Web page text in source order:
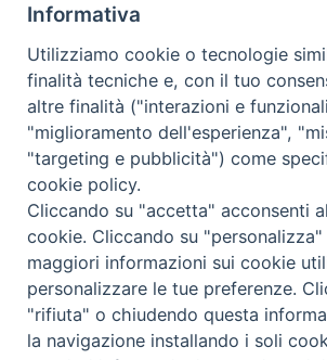
Redazione
Scrivici
Copyright © 2019 - Tutti i
Trentina Editrice
Privacy Policy
Informativa
Utilizziamo cookie o tecnologie
finalità tecniche e, con il tuo
altre finalità ("interazioni e
"miglioramento dell'esperienza",
"targeting e pubblicità") come
cookie policy.
Cliccando su "accetta" acconsenti
cookie. Cliccando su
maggiori informazioni sui cookie
personalizzare le tue preferenze.
"rifiuta" o chiudendo questa
la navigazione installando i soli